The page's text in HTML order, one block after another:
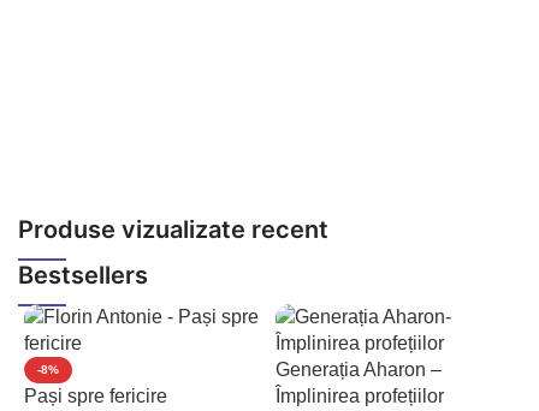
Produse vizualizate recent
Bestsellers
-8%
Pași spre fericire
Generația Aharon –
Împlinirea profețiilor